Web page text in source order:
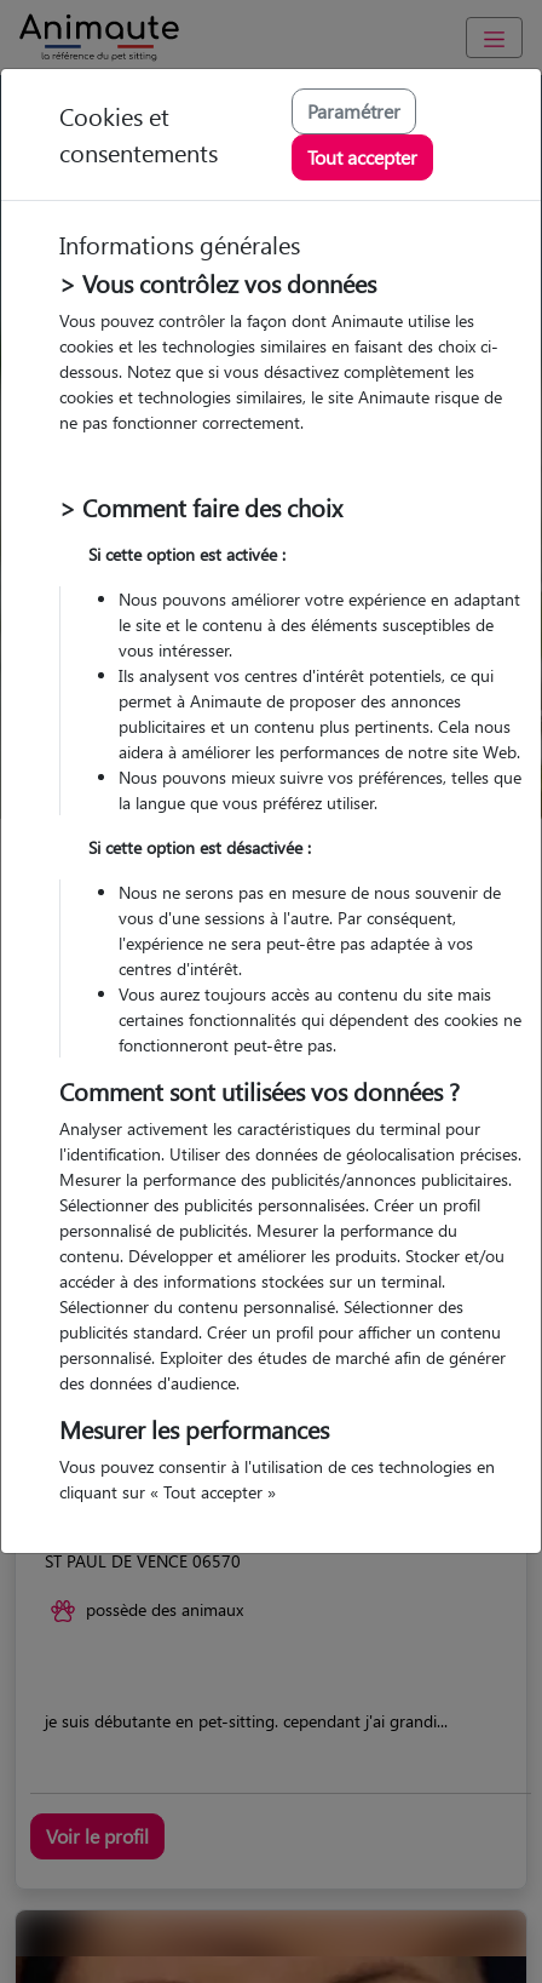
GARDE ANIMAUX à Saint-Paul-de-Vence : Garde chien et chat
en famille ou à domicile, visites et promenades
Trouvez une garde animaux à
Saint-Paul-de-Vence
Parmi nos 2 pet-sitters à Saint-
Paul-de-Vence
Pour quel animal ?
Trouver mon Pet Sitter
Alpes-Maritimes
Saint-Paul-de-Vence
Nos promeneurs et familles d'accueil
à Saint-Paul-de-Vence (06570)
ST PAUL DE VENCE 06570
possède des animaux
je suis débutante en pet-sitting. cependant j'ai grandi...
Voir le profil
Cookies et
consentements
Paramétrer
Tout accepter
Informations générales
> Vous contrôlez vos données
Vous pouvez contrôler la façon dont Animaute utilise les
cookies et les technologies similaires en faisant des choix ci-
dessous. Notez que si vous désactivez complètement les
cookies et technologies similaires, le site Animaute risque de
ne pas fonctionner correctement.
> Comment faire des choix
Si cette option est activée :
Nous pouvons améliorer votre expérience en adaptant
le site et le contenu à des éléments susceptibles de
vous intéresser.
Ils analysent vos centres d'intérêt potentiels, ce qui
permet à Animaute de proposer des annonces
publicitaires et un contenu plus pertinents. Cela nous
aidera à améliorer les performances de notre site Web.
Nous pouvons mieux suivre vos préférences, telles que
la langue que vous préférez utiliser.
Si cette option est désactivée :
Nous ne serons pas en mesure de nous souvenir de
vous d'une sessions à l'autre. Par conséquent,
l'expérience ne sera peut-être pas adaptée à vos
centres d'intérêt.
Vous aurez toujours accès au contenu du site mais
certaines fonctionnalités qui dépendent des cookies ne
fonctionneront peut-être pas.
Comment sont utilisées vos données ?
Analyser activement les caractéristiques du terminal pour
l'identification. Utiliser des données de géolocalisation précises.
Mesurer la performance des publicités/annonces publicitaires.
Sélectionner des publicités personnalisées. Créer un profil
personnalisé de publicités. Mesurer la performance du
contenu. Développer et améliorer les produits. Stocker et/ou
accéder à des informations stockées sur un terminal.
Sélectionner du contenu personnalisé. Sélectionner des
publicités standard. Créer un profil pour afficher un contenu
personnalisé. Exploiter des études de marché afin de générer
des données d'audience.
Mesurer les performances
Vous pouvez consentir à l'utilisation de ces technologies en
cliquant sur « Tout accepter »